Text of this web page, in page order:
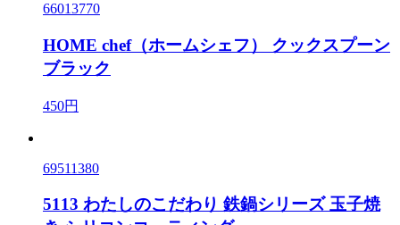
66013770
HOME chef（ホームシェフ） クックスプーン
ブラック
450円
69511380
5113 わたしのこだわり 鉄鍋シリーズ 玉子焼